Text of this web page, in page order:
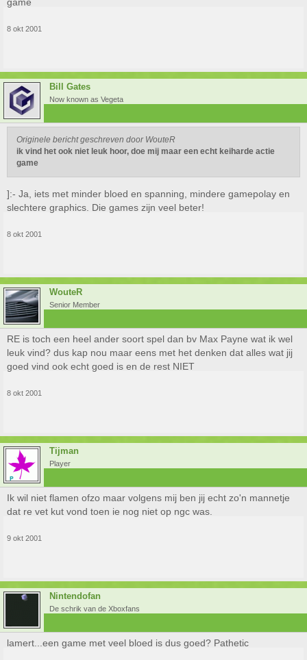
8 okt 2001
Bill Gates
Now known as Vegeta
Originele bericht geschreven door WouteR
ik vind het ook niet leuk hoor, doe mij maar een echt keiharde actie
game
]:- Ja, iets met minder bloed en spanning, mindere gamepolay en
slechtere graphics. Die games zijn veel beter!
8 okt 2001
WouteR
Senior Member
RE is toch een heel ander soort spel dan bv Max Payne wat ik wel
leuk vind? dus kap nou maar eens met het denken dat alles wat jij
goed vind ook echt goed is en de rest NIET
8 okt 2001
Tijman
Player
Ik wil niet flamen ofzo maar volgens mij ben jij echt zo'n mannetje
dat re vet kut vond toen ie nog niet op ngc was.
9 okt 2001
Nintendofan
De schrik van de Xboxfans
lamert...een game met veel bloed is dus goed? Pathetic